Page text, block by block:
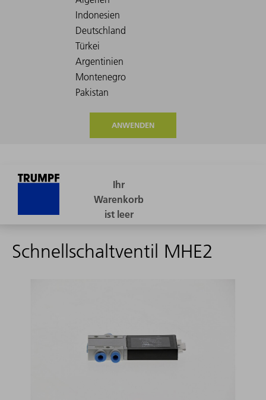
ANWENDEN
Schnellschaltventil MHE2